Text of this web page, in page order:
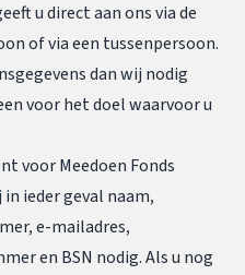
u direct aan ons via de
of via een tussenpersoon.
dan wij nodig
voor het doel waarvoor u
voor Meedoen Fonds
ieder geval naam,
e-mailadres,
en BSN nodig. Als u nog